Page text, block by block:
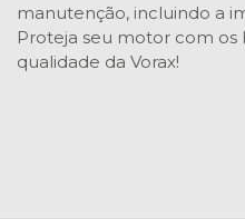
manutenção, incluindo a
Proteja seu motor com os
qualidade da Vorax!